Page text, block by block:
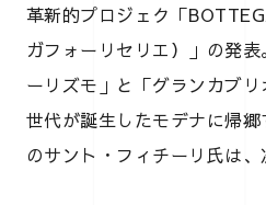
革新的プロジェク「
ガフォーリセリエ）」の発
ーリズモ」と「グランカブ
世代が誕生したモデナに帰
のサント・フィチーリ氏は、